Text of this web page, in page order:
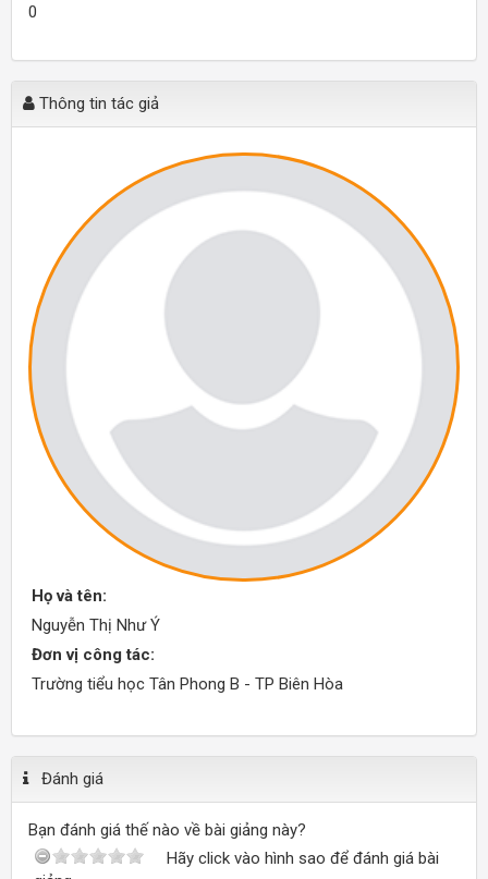
0
Thông tin tác giả
Họ và tên:
Nguyễn Thị Như Ý
Đơn vị công tác:
Trường tiểu học Tân Phong B - TP Biên Hòa
Đánh giá
Bạn đánh giá thế nào về bài giảng này?
Hãy click vào hình sao để đánh giá bài